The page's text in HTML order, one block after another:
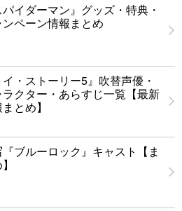
パイダーマン』グッズ・特典・
ンペーン情報まとめ
イ・ストーリー5』吹替声優・
ラクター・あらすじ一覧【最新
とめ】
ブルーロック』キャスト【ま